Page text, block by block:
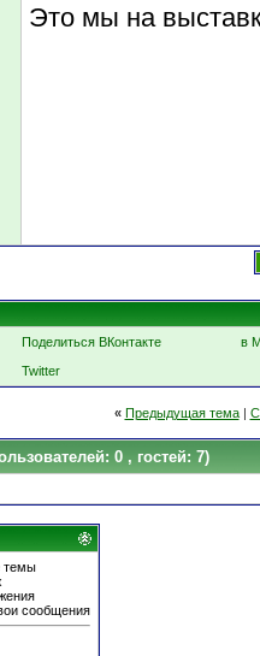
Это мы на
Поделиться ВКонтакте
в
Twitter
« Предыдущая тема|
0 , гостей: 7)
темы
сообщения